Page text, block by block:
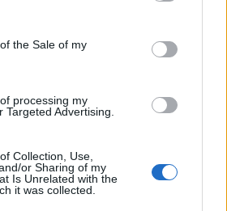
the Sale of my
processing my
Targeted Advertising.
Collection, Use,
or Sharing of my
Is Unrelated with the
it was collected.